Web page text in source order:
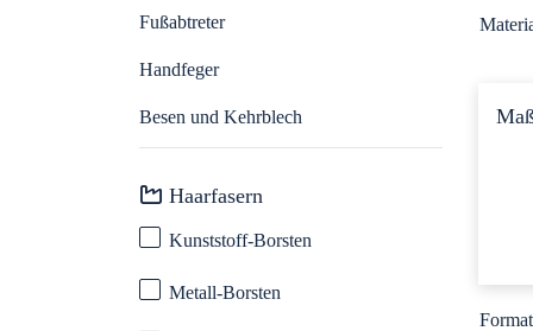
Grafische Industrie
Fußabtreter
Handfeger
Besen und Kehrblech
Haarfasern
Kunststoff-Borsten
Metall-Borsten